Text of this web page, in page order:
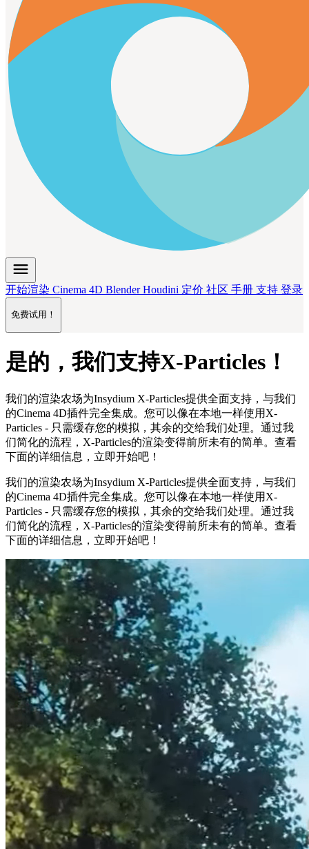
menu
开始渲染 Cinema 4D BlenderHoudini 定价 社区 手册 支持 登录
免费试用！
是的，我们支持X-Particles！
我们的渲染农场为Insydium X-Particles提供全面支持，与我们
的Cinema 4D插件完全集成。您可以像在本地一样使用X-
Particles - 只需缓存您的模拟，其余的交给我们处理。通过我
们简化的流程，X-Particles的渲染变得前所未有的简单。查看
下面的详细信息，立即开始吧！
我们的渲染农场为Insydium X-Particles提供全面支持，与我们
的Cinema 4D插件完全集成。您可以像在本地一样使用X-
Particles - 只需缓存您的模拟，其余的交给我们处理。通过我
们简化的流程，X-Particles的渲染变得前所未有的简单。查看
下面的详细信息，立即开始吧！